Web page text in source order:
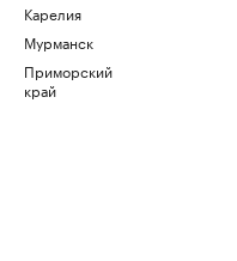
Карелия
Мурманск
Приморский
край